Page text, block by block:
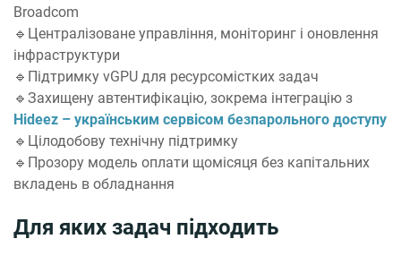
Broadcom
🔹Централізоване управління, моніторинг і оновлення
інфраструктури
🔹Підтримку vGPU для ресурсомістких задач
🔹Захищену автентифікацію, зокрема інтеграцію з
Hideez – українським сервісом безпарольного доступу
🔹Цілодобову технічну підтримку
🔹Прозору модель оплати щомісяця без капітальних
вкладень в обладнання
Для яких задач підходить